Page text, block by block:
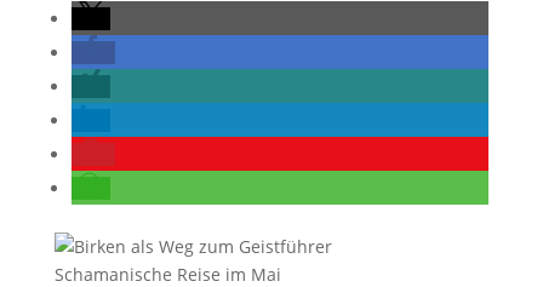
Schamanische Reise im Mai